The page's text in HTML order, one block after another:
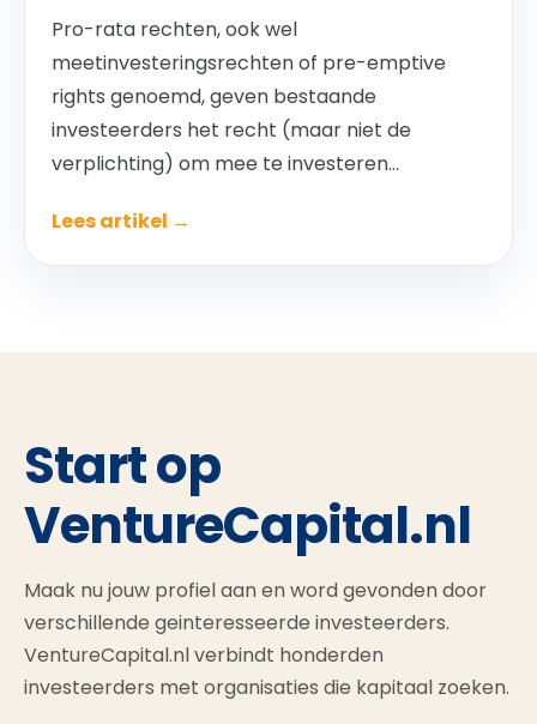
Pro-rata rechten, ook wel
meetinvesteringsrechten of pre-emptive
rights genoemd, geven bestaande
investeerders het recht (maar niet de
verplichting) om mee te investeren...
Lees artikel →
Start op
VentureCapital.nl
Maak nu jouw profiel aan en word gevonden door
verschillende geinteresseerde investeerders.
VentureCapital.nl verbindt honderden
investeerders met organisaties die kapitaal zoeken.